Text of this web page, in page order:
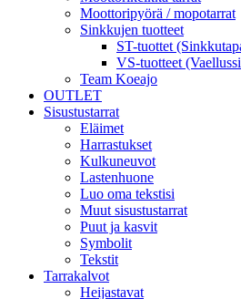
Moottoripyörä / mopotarrat
Sinkkujen tuotteet
ST-tuottet
VS-tuotteet
Team Koeajo
OUTLET
Sisustustarrat
Eläimet
Harrastukset
Kulkuneuvot
Lastenhuone
Luo oma tekstisi
Muut sisustustarrat
Puut ja kasvit
Symbolit
Tekstit
Tarrakalvot
Heijastavat